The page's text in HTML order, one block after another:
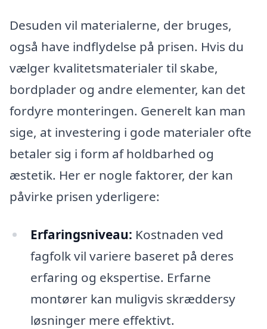
Desuden vil materialerne, der bruges,
også have indflydelse på prisen. Hvis du
vælger kvalitetsmaterialer til skabe,
bordplader og andre elementer, kan det
fordyre monteringen. Generelt kan man
sige, at investering i gode materialer ofte
betaler sig i form af holdbarhed og
æstetik. Her er nogle faktorer, der kan
påvirke prisen yderligere:
Erfaringsniveau: Kostnaden ved
fagfolk vil variere baseret på deres
erfaring og ekspertise. Erfarne
montører kan muligvis skræddersy
løsninger mere effektivt.